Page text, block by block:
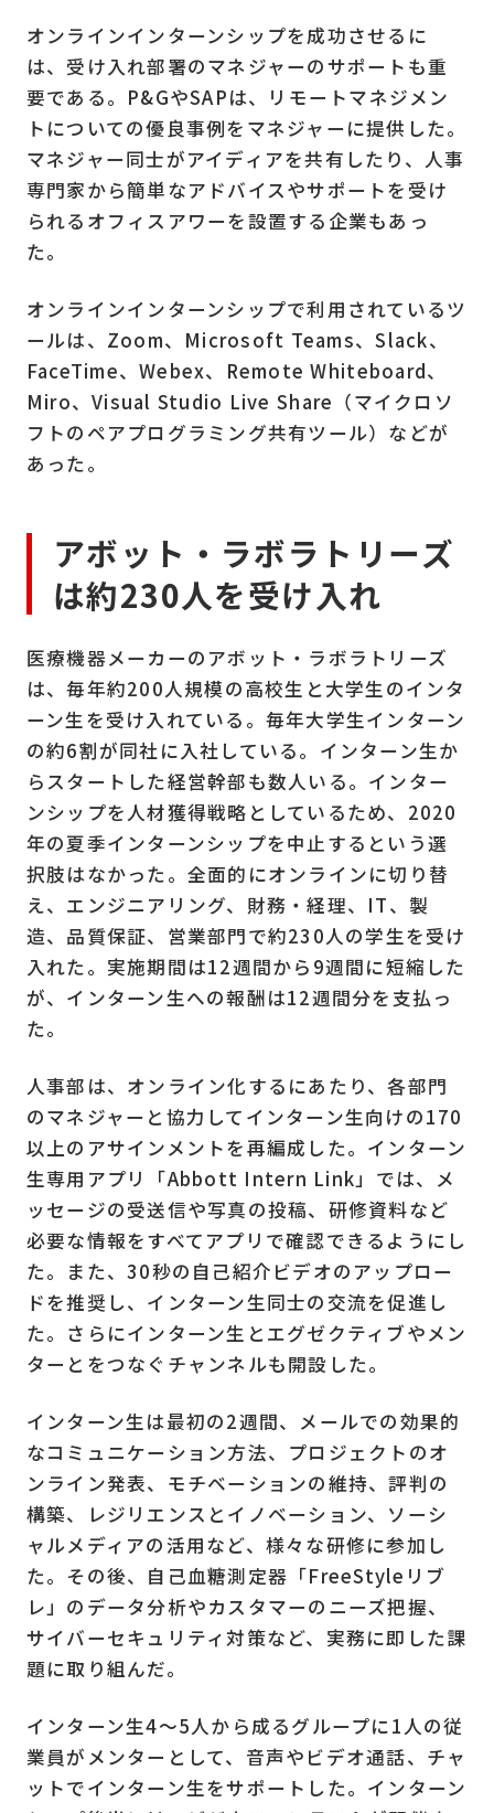
オンラインインターンシップを成功させるに
は、受け入れ部署のマネジャーのサポートも重
要である。P&GやSAPは、リモートマネジメン
トについての優良事例をマネジャーに提供した。
マネジャー同士がアイディアを共有したり、人事
専門家から簡単なアドバイスやサポートを受け
られるオフィスアワーを設置する企業もあっ
た。
オンラインインターンシップで利用されているツ
ールは、Zoom、Microsoft Teams、Slack、
FaceTime、Webex、Remote Whiteboard、
Miro、Visual Studio Live Share（マイクロソ
フトのペアプログラミング共有ツール）などが
あった。
アボット・ラボラトリーズ
は約230人を受け入れ
医療機器メーカーのアボット・ラボラトリーズ
は、毎年約200人規模の高校生と大学生のインタ
ーン生を受け入れている。毎年大学生インターン
の約6割が同社に入社している。インターン生か
らスタートした経営幹部も数人いる。インター
ンシップを人材獲得戦略としているため、2020
年の夏季インターンシップを中止するという選
択肢はなかった。全面的にオンラインに切り替
え、エンジニアリング、財務・経理、IT、製
造、品質保証、営業部門で約230人の学生を受け
入れた。実施期間は12週間から9週間に短縮した
が、インターン生への報酬は12週間分を支払っ
た。
人事部は、オンライン化するにあたり、各部門
のマネジャーと協力してインターン生向けの170
以上のアサインメントを再編成した。インターン
生専用アプリ「Abbott Intern Link」では、メ
ッセージの受送信や写真の投稿、研修資料など
必要な情報をすべてアプリで確認できるようにし
た。また、30秒の自己紹介ビデオのアップロー
ドを推奨し、インターン生同士の交流を促進し
た。さらにインターン生とエグゼクティブやメン
ターとをつなぐチャンネルも開設した。
インターン生は最初の2週間、メールでの効果的
なコミュニケーション方法、プロジェクトのオ
ンライン発表、モチベーションの維持、評判の
構築、レジリエンスとイノベーション、ソーシ
ャルメディアの活用など、様々な研修に参加し
た。その後、自己血糖測定器「FreeStyleリブ
レ」のデータ分析やカスタマーのニーズ把握、
サイバーセキュリティ対策など、実務に即した課
題に取り組んだ。
インターン生4～5人から成るグループに1人の従
業員がメンターとして、音声やビデオ通話、チャ
ットでインターン生をサポートした。インターン